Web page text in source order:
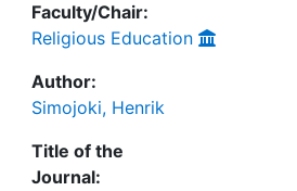
Faculty/Chair:
Religious Education
Author:
Simojoki, Henrik
Title of the
Journal: